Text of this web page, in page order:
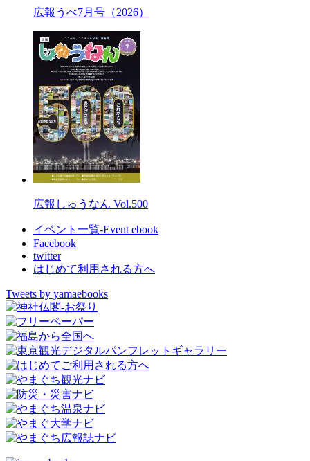
広報うべ7月号（2026）
広報しゅうなん Vol.500
イベント一覧-Event ebook
Facebook
twitter
はじめて利用される方へ
Tweets by yamaebooks